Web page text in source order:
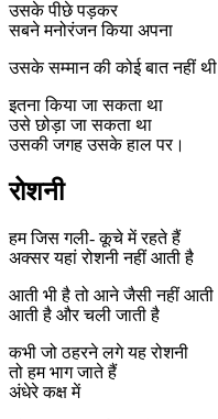
उसके पीछे पड़कर
सबने मनोरंजन किया अपना
उसके सम्मान की कोई बात नहीं थी
इतना किया जा सकता था
उसे छोड़ा जा सकता था
उसकी जगह उसके हाल पर।
रोशनी
हम जिस गली- कूचे में रहते हैं
अक्सर यहां रोशनी नहीं आती है
आती भी है तो आने जैसी नहीं आती
आती है और चली जाती है
कभी जो ठहरने लगे यह रोशनी
तो हम भाग जाते हैं
अंधेरे कक्ष में